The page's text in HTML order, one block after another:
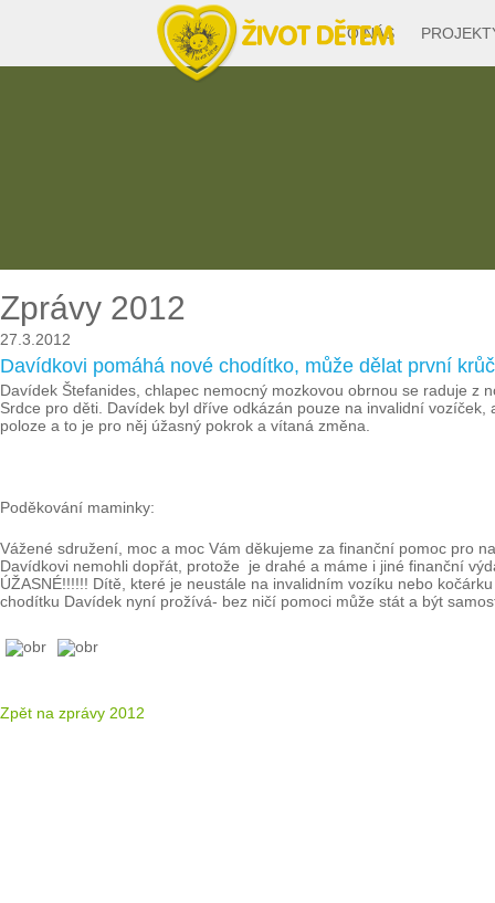
O NÁS
Zprávy 2012
27.3.2012
Davídkovi pomáhá nové chodítko, může dělat první
Davídek Štefanides, chlapec nemocný mozkovou obrnou se raduje z
Srdce pro děti. Davídek byl dříve odkázán pouze na invalidní
poloze a to je pro něj úžasný pokrok a vítaná změna.
Poděkování maminky:
Vážené sdružení, moc a moc Vám děkujeme za finanční pomoc pro
Davídkovi nemohli dopřát, protože je drahé a máme i jiné finanční
ÚŽASNÉ!!!!!! Dítě, které je neustále na invalidním vozíku nebo
chodítku Davídek nyní prožívá- bez ničí pomoci může stát a být
Zpět na zprávy 2012